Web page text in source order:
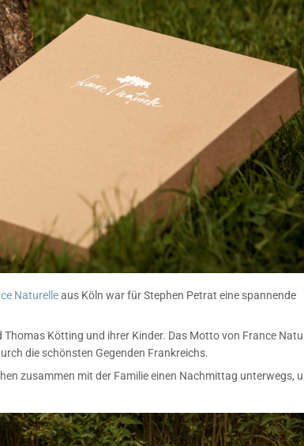
Naturelleaus Köln war für Stephen Petrat eine spannende
Kötting und ihrer Kinder. Das Motto von France
die schönsten Gegenden Frankreichs.
zusammen mit der Familie einen Nachmittag unterwegs,